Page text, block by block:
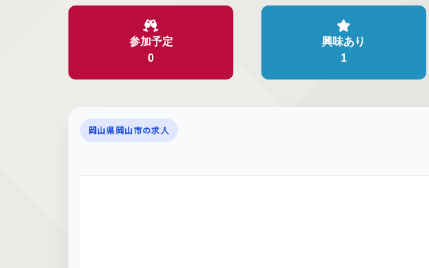
参加予定
0
興味あり
1
岡山県岡山市の求人